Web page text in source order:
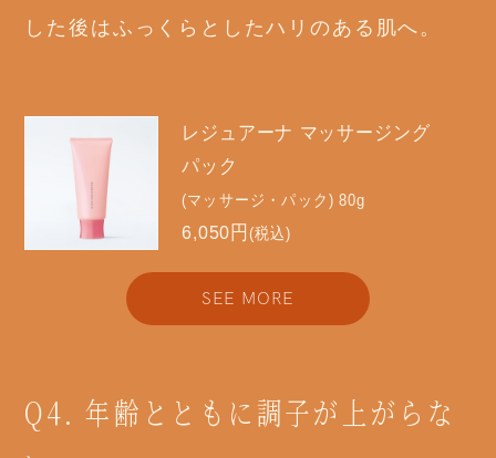
した後はふっくらとしたハリのある肌へ。
レジュアーナ マッサージング
パック
(マッサージ・パック) 80g
6,050円 (税込)
SEE MORE
Q4. 年齢とともに調子が上がらな